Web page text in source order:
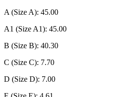
A (Size A): 45.00
A1 (Size A1): 45.00
B (Size B): 40.30
C (Size C): 7.70
D (Size D): 7.00